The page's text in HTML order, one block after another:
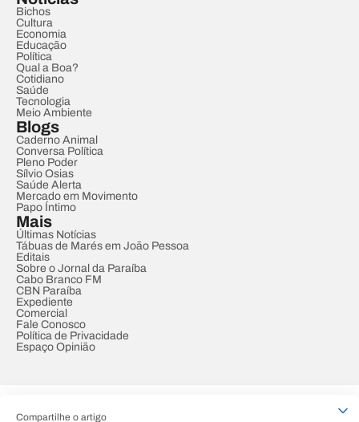
Compartilhe o artigo
Bichos
Cultura
Economia
Educação
Política
Qual a Boa?
Cotidiano
Saúde
Tecnologia
Meio Ambiente
Blogs
Caderno Animal
Conversa Política
Pleno Poder
Sílvio Osias
Saúde Alerta
Mercado em Movimento
Papo Íntimo
Mais
Últimas Notícias
Tábuas de Marés em João Pessoa
Editais
Sobre o Jornal da Paraíba
Cabo Branco FM
CBN Paraíba
Expediente
Comercial
Fale Conosco
Política de Privacidade
Espaço Opinião